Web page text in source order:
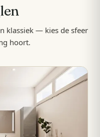
klassiek — kies de sfeer
hoort.